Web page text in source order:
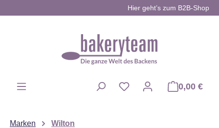
Hier geht’s zum B2B-Shop
0,00 €
Marken Wilton